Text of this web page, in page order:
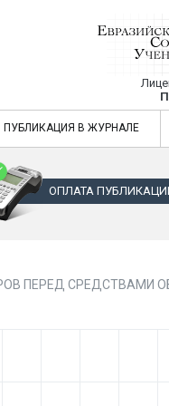
Евразийский Союз
ПУБЛИКАЦИЯ В ЖУРНАЛЕ
ОПЛАТА
ПЕРЕД